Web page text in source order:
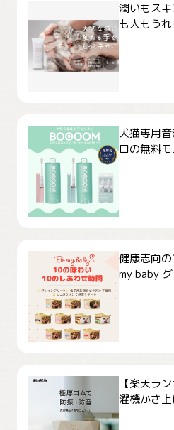
潤いもス
も人もう
犬猫専用
ロの無料
健康志向
my baby
【楽天ラ
濯機かさ